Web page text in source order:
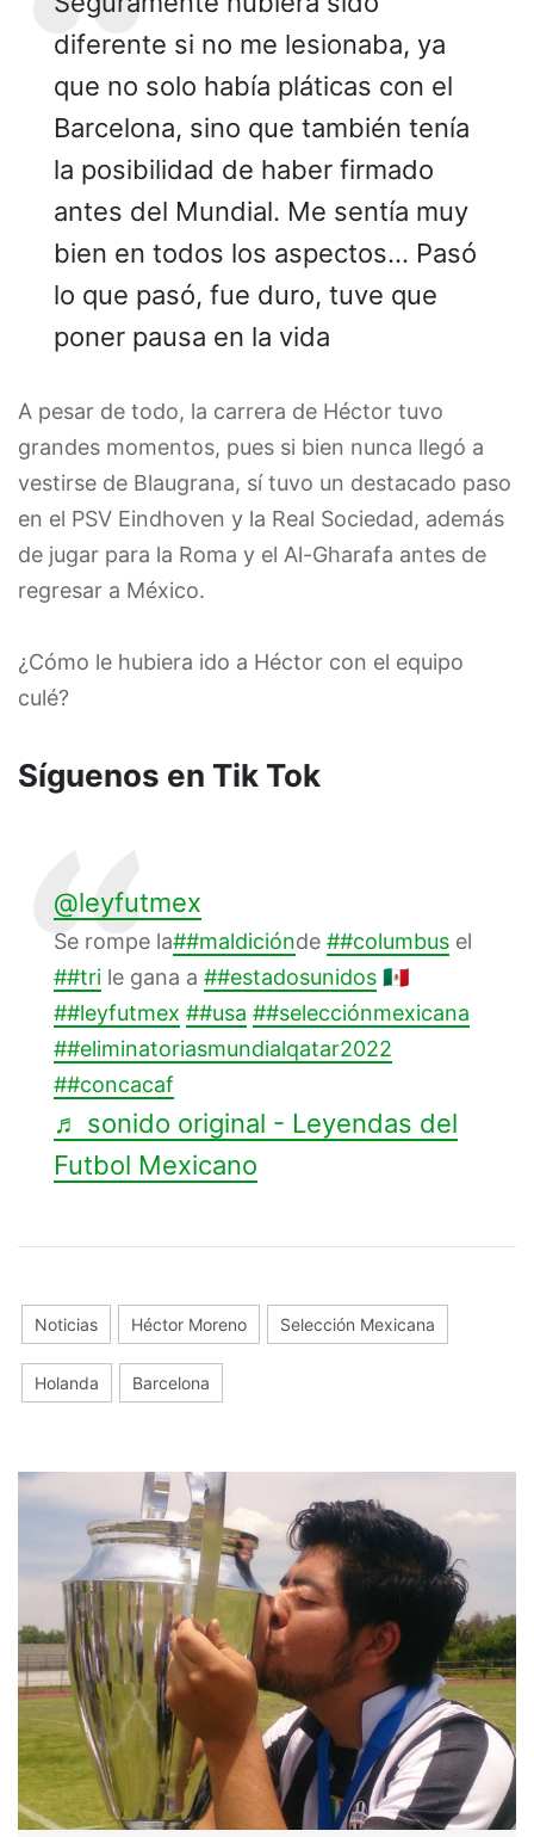
diferente si no me lesionaba, ya
que no solo había pláticas con el
Barcelona, sino que también tenía
la posibilidad de haber firmado
antes del Mundial. Me sentía muy
bien en todos los aspectos... Pasó
lo que pasó, fue duro, tuve que
poner pausa en la vida
A pesar de todo, la carrera de Héctor tuvo
grandes momentos, pues si bien nunca llegó a
vestirse de Blaugrana, sí tuvo un destacado paso
en el PSV Eindhoven y la Real Sociedad, además
de jugar para la Roma y el Al-Gharafa antes de
regresar a México.
¿Cómo le hubiera ido a Héctor con el equipo
culé?
Síguenos en Tik Tok
@leyfutmex
Se rompe la##maldiciónde ##columbus el
##tri le gana a ##estadosunidos 🇲🇽
##leyfutmex ##usa ##selecciónmexicana
##eliminatoriasmundialqatar2022
##concacaf
♬ sonido original - Leyendas del
Futbol Mexicano
Noticias Héctor Moreno Selección Mexicana
Holanda Barcelona